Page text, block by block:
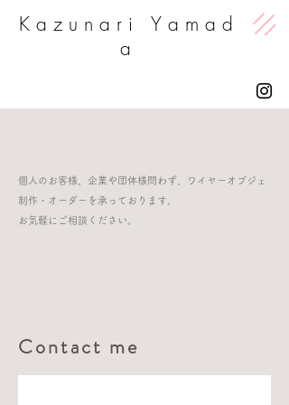
K a z u n a r i Y a m a d
a
個人のお客様、企業や団体様問わず、ワイヤーオブジェ
制作・オーダーを承っております。
お気軽にご相談ください。​​​
Contact me